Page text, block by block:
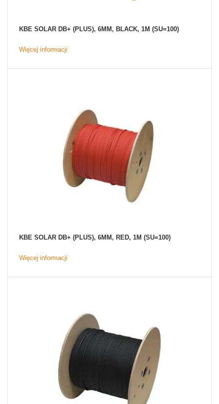
KBE SOLAR DB+ (PLUS), 6MM, BLACK, 1M (SU=100)
Więcej informacji
KBE SOLAR DB+ (PLUS), 6MM, RED, 1M (SU=100)
Więcej informacji